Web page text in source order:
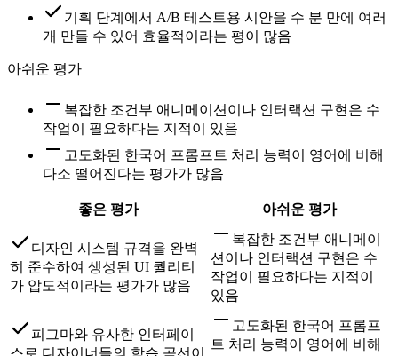
기획 단계에서 A/B 테스트용 시안을 수 분 만에 여러
개 만들 수 있어 효율적이라는 평이 많음
아쉬운 평가
복잡한 조건부 애니메이션이나 인터랙션 구현은 수
작업이 필요하다는 지적이 있음
고도화된 한국어 프롬프트 처리 능력이 영어에 비해
다소 떨어진다는 평가가 많음
좋은 평가 아쉬운 평가
디자인 시스템 규격을 완벽
히 준수하여 생성된 UI 퀄리티
가 압도적이라는 평가가 많음
복잡한 조건부 애니메이
션이나 인터랙션 구현은 수
작업이 필요하다는 지적이
있음
피그마와 유사한 인터페이
스로 디자이너들의 학습 곡선이
고도화된 한국어 프롬프
트 처리 능력이 영어에 비해